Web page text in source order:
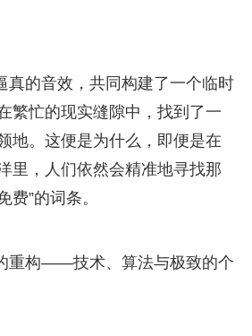
真的音效，共同构建了一个临时
繁忙的现实缝隙中，找到了一
地。这便是为什么，即便是在
里，人们依然会精准地寻找那
费”的词条。
重构——技术、算法与极致的个